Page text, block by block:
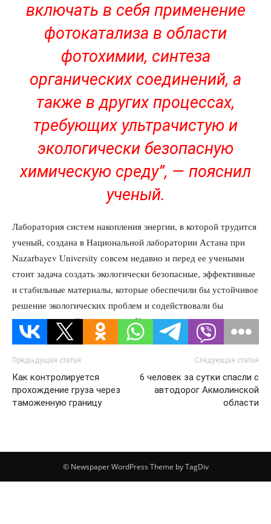
включать в себя применение
фотокатализа в области
фотохимии, синтеза
органических соединений, а
также в других процессах,
требующих ультрачистую и
экологически безопасную
химическую среду”, — пояснил
ученый.
Лаборатория систем накопления энергии, в которой трудится
ученый, создана в Национальной лаборатории Астана при
Nazarbayev University совсем недавно и перед ее учеными
стоит задача создать экологически безопасные, эффективные
и стабильные материалы, которые обеспечили бы устойчивое
решение экологических проблем и содействовали бы
развитию чистой энергетики в Казахстане.
Предыдущая статья
Как контролируется
прохождение груза через
таможенную границу
Следующая статья
6 человек за сутки спасли с
автодорог Акмолинской
области
© Newspaper WordPress Theme by TagDiv